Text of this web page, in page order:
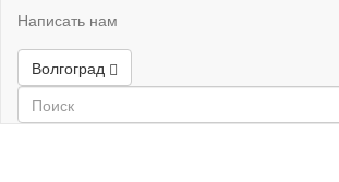
Написать нам
Волгоград